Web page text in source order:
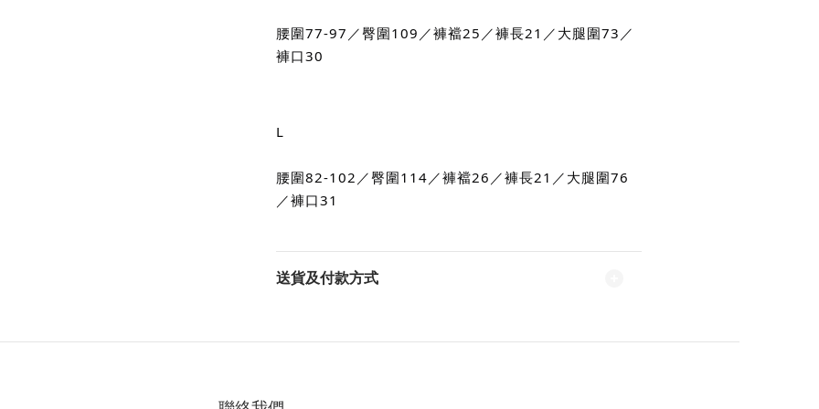
腰圍77-97／臀圍109／褲襠25／褲長21／大腿圍73／
褲口30
L
腰圍82-102／臀圍114／褲襠26／褲長21／大腿圍76
／褲口31
送貨及付款方式